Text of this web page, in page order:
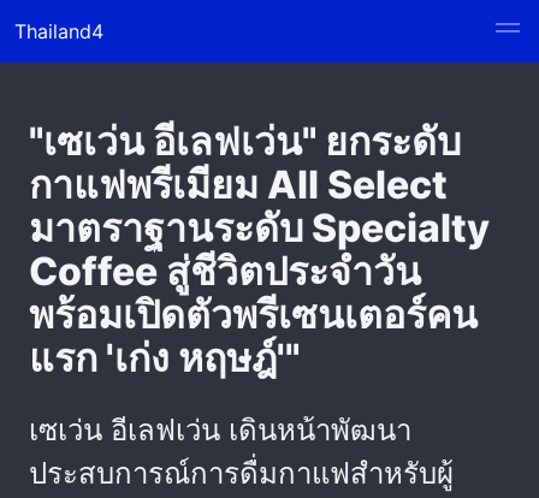
Thailand4
"เซเว่น อีเลฟเว่น" ยกระดับ
กาแฟพรีเมียม All Select
มาตราฐานระดับ Specialty
Coffee สู่ชีวิตประจำวัน
พร้อมเปิดตัวพรีเซนเตอร์คน
แรก 'เก่ง หฤษฎ์'"
เซเว่น อีเลฟเว่น เดินหน้าพัฒนา
ประสบการณ์การดื่มกาแฟสำหรับผู้